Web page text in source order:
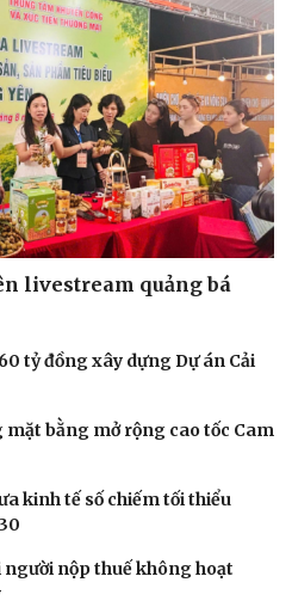
Podcast
Câu chuyện thời sự
Đọc truyện đêm khuya
Cửa sổ tình yêu
Kể chuyện cho bé
Hạt giống tâm hồn
livestream quảng bá
tỷ đồng xây dựng Dự án Cải
bằng mở rộng cao tốc Cam
kinh tế số chiếm tối thiểu
nộp thuế không hoạt